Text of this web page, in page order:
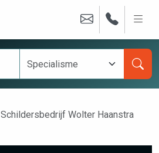
Schildersbedrijf Wolter Haanstra